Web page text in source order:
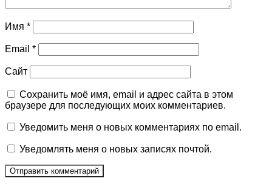
Имя *
Email *
Сайт
Сохранить моё имя, email и адрес сайта в этом
браузере для последующих моих комментариев.
Уведомить меня о новых комментариях по email.
Уведомлять меня о новых записях почтой.